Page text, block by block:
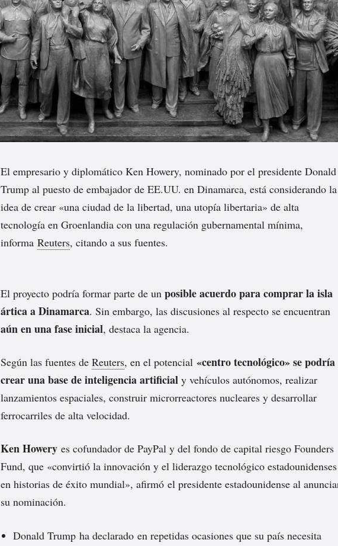
El empresario y diplomático Ken Howery, nominado por el presidente Donald
Trump al puesto de embajador de EE.UU. en Dinamarca, está considerando la
idea de crear «una ciudad de la libertad, una utopía libertaria» de alta
tecnología en Groenlandia con una regulación gubernamental mínima,
informa Reuters, citando a sus fuentes.
El proyecto podría formar parte de un posible acuerdo para comprar la isla
ártica a Dinamarca. Sin embargo, las discusiones al respecto se encuentran
aún en una fase inicial, destaca la agencia.
Según las fuentes de Reuters, en el potencial «centro tecnológico» se podría
crear una base de inteligencia artificial y vehículos autónomos, realizar
lanzamientos espaciales, construir microrreactores nucleares y desarrollar
ferrocarriles de alta velocidad.
Ken Howery es cofundador de PayPal y del fondo de capital riesgo Founders
Fund, que «convirtió la innovación y el liderazgo tecnológico estadounidenses
en historias de éxito mundial», afirmó el presidente estadounidense al
su nominación.
Donald Trump ha declarado en repetidas ocasiones que su país necesita